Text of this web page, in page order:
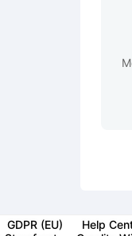
GDPR (EU) Help